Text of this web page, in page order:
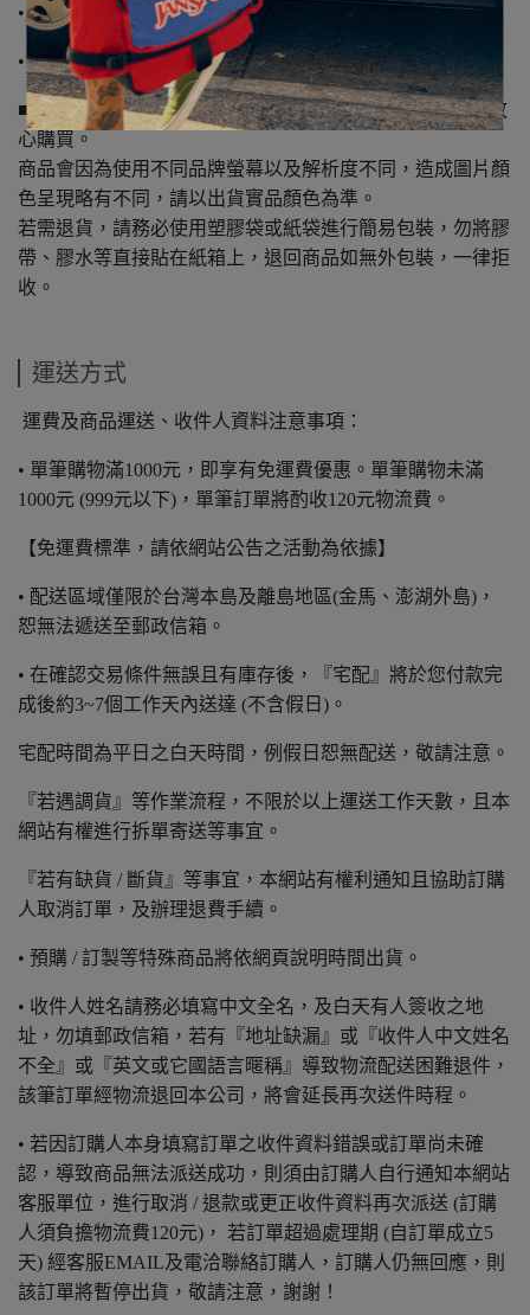
•尺寸: 43.5 x 31 x 20.5 cm
•100% 600丹尼再生聚酯纖維+PU皮革
■ 本商品係JANSPORT正式授權販售之公司貨，請消費者放
心購買。
商品會因為使用不同品牌螢幕以及解析度不同，造成圖片顏
色呈現略有不同，請以出貨實品顏色為準。
若需退貨，請務必使用塑膠袋或紙袋進行簡易包裝，勿將膠
帶、膠水等直接貼在紙箱上，退回商品如無外包裝，一律拒
收。
運送方式
運費及商品運送、收件人資料注意事項：
• 單筆購物滿1000元，即享有免運費優惠。單筆購物未滿
1000元 (999元以下)，單筆訂單將酌收120元物流費。
【免運費標準，請依網站公告之活動為依據】
• 配送區域僅限於台灣本島及離島地區(金馬、澎湖外島)，
恕無法遞送至郵政信箱。
• 在確認交易條件無誤且有庫存後，『宅配』將於您付款完
成後約3~7個工作天內送達 (不含假日)。
宅配時間為平日之白天時間，例假日恕無配送，敬請注意。
『若遇調貨』等作業流程，不限於以上運送工作天數，且本
網站有權進行拆單寄送等事宜。
『若有缺貨 / 斷貨』等事宜，本網站有權利通知且協助訂購
人取消訂單，及辦理退費手續。
• 預購 / 訂製等特殊商品將依網頁說明時間出貨。
• 收件人姓名請務必填寫中文全名，及白天有人簽收之地
址，勿填郵政信箱，若有『地址缺漏』或『收件人中文姓名
不全』或『英文或它國語言暱稱』導致物流配送困難退件，
該筆訂單經物流退回本公司，將會延長再次送件時程。
• 若因訂購人本身填寫訂單之收件資料錯誤或訂單尚未確
認，導致商品無法派送成功，則須由訂購人自行通知本網站
客服單位，進行取消 / 退款或更正收件資料再次派送 (訂購
人須負擔物流費120元)， 若訂單超過處理期 (自訂單成立5
天) 經客服EMAIL及電洽聯絡訂購人，訂購人仍無回應，則
該訂單將暫停出貨，敬請注意，謝謝！